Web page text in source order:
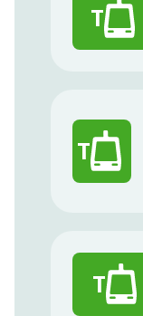
T
T
T